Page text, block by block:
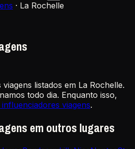
· La Rochelle
listados em La Rochelle.
todo dia. Enquanto isso,
viagens.
em outros lugares